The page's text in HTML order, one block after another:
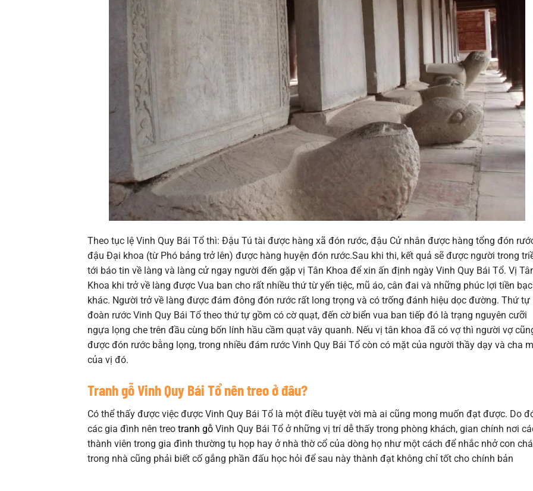
Theo tục lệ Vinh Quy Bái Tổ thì: Đậu Tú tài được hàng xã đón rước, đậu Cử nhân được hàng tổng đón
đậu Đại khoa (từ Phó bảng trở lên) được hàng huyện đón rước.Sau khi thi, kết quả sẽ được người trong
tới báo tin về làng và làng cử ngay người đến gặp vị Tân Khoa để xin ấn định ngày Vinh Quy Bái Tổ. Vị
Khoa khi trở về làng được Vua ban cho rất nhiều thứ từ yến tiệc, mũ áo, cân đai và những phúc lợi tiền bạc
khác. Người trở về làng được đám đông đón rước rất long trọng và có trống đánh hiệu dọc đường. Thứ tự
đoàn rước Vinh Quy Bái Tổ theo thứ tự gồm có cờ quạt, đến cờ biển vua ban tiếp đó là trạng nguyên cưỡi
ngựa lọng che trên đầu cùng bốn lính hầu cầm quạt vây quanh. Nếu vị tân khoa đã có vợ thì người vợ
được đón rước bằng lọng, trong nhiều đám rước Vinh Quy Bái Tổ còn có mặt của người thầy dạy và cha
của vị đó.
Tranh gỗ Vinh Quy Bái Tổ nên treo ở đâu?
Có thể thấy được việc được Vinh Quy Bái Tổ là một điều tuyệt vời mà ai cũng mong muốn đạt được. Do
các gia đình nên treo tranh gỗ Vinh Quy Bái Tổ ở những vị trí dễ thấy trong phòng khách, gian chính nơi
thành viên trong gia đình thường tụ họp hay ở nhà thờ cổ của dòng họ như một cách để nhắc nhở con
trong nhà cũng phải biết cố gắng phần đấu học hỏi để sau này thành đạt không chỉ tốt cho chính bản